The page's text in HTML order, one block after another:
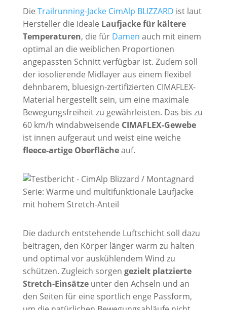
Die Trailrunning-Jacke CimAlp BLIZZARD ist laut
Hersteller die ideale Laufjacke für kältere
Temperaturen, die für Damen auch mit einem
optimal an die weiblichen Proportionen
angepassten Schnitt verfügbar ist. Zudem soll
der iosolierende Midlayer aus einem flexibel
dehnbarem, bluesign-zertifizierten CIMAFLEX-
Material hergestellt sein, um eine maximale
Bewegungsfreiheit zu gewährleisten. Das bis zu
60 km/h windabweisende CIMAFLEX-Gewebe
ist innen aufgeraut und weist eine weiche
fleece-artige Oberflächeauf.
Die dadurch entstehende Luftschicht soll dazu
beitragen, den Körper länger warm zu halten
und optimal vor auskühlendem Wind zu
schützen. Zugleich sorgen gezielt platzierte
Stretch-Einsätzeunter den Achseln und an
den Seiten für eine sportlich enge Passform,